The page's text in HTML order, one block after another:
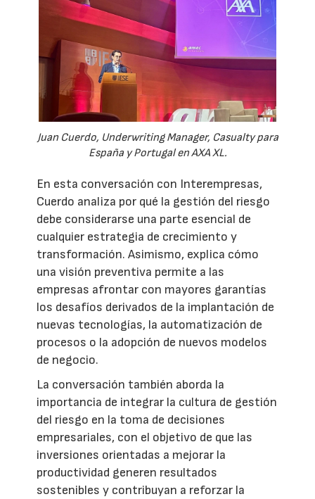
Juan Cuerdo, Underwriting Manager, Casualty para
España y Portugal en AXA XL.
En esta conversación con Interempresas,
Cuerdo analiza por qué la gestión del riesgo
debe considerarse una parte esencial de
cualquier estrategia de crecimiento y
transformación. Asimismo, explica cómo
una visión preventiva permite a las
empresas afrontar con mayores garantías
los desafíos derivados de la implantación de
nuevas tecnologías, la automatización de
procesos o la adopción de nuevos modelos
de negocio.
La conversación también aborda la
importancia de integrar la cultura de gestión
del riesgo en la toma de decisiones
empresariales, con el objetivo de que las
inversiones orientadas a mejorar la
productividad generen resultados
sostenibles y contribuyan a reforzar la